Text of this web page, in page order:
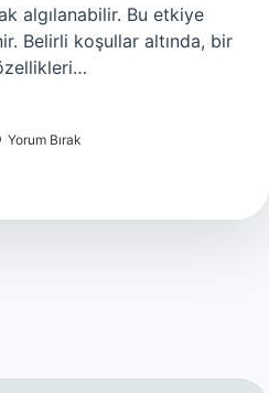
algılanabilir. Bu etkiye
Belirli koşullar altında, bir
Yorum Bırak